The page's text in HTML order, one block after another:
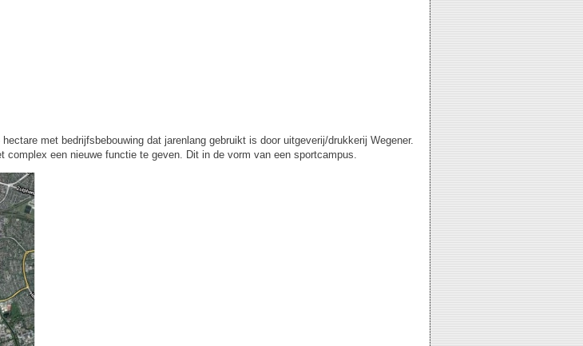
met bedrijfsbebouwing dat jarenlang gebruikt is door uitgeverij/drukkerij Wegener.
een nieuwe functie te geven. Dit in de vorm van een sportcampus.